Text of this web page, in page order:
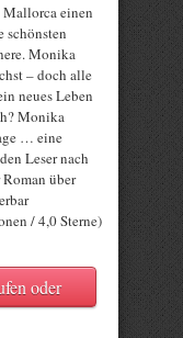
einen
Monika
– doch alle
neues Leben
Monika
… eine
Leser nach
über
/ 4,0 Sterne)
oder